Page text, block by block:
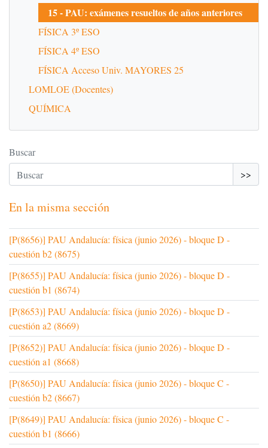
15 - PAU: exámenes resueltos de años anteriores
FÍSICA 3º ESO
FÍSICA 4º ESO
FÍSICA Acceso Univ. MAYORES 25
LOMLOE (Docentes)
QUÍMICA
Buscar
>>
En la misma sección
[P(8656)] PAU Andalucía: física (junio 2026) - bloque D -
cuestión b2 (8675)
[P(8655)] PAU Andalucía: física (junio 2026) - bloque D -
cuestión b1 (8674)
[P(8653)] PAU Andalucía: física (junio 2026) - bloque D -
cuestión a2 (8669)
[P(8652)] PAU Andalucía: física (junio 2026) - bloque D -
cuestión a1 (8668)
[P(8650)] PAU Andalucía: física (junio 2026) - bloque C -
cuestión b2 (8667)
[P(8649)] PAU Andalucía: física (junio 2026) - bloque C -
cuestión b1 (8666)